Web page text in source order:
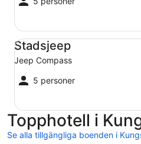
Stadsjeep
Jeep Compass
5 personer
Stadsjeep Jeep Compass
Topphotell i
Se alla tillgängliga boenden i